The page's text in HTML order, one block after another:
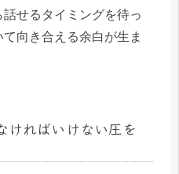
せるタイミングを待っ
向き合える余白が生ま
ければいけない圧を